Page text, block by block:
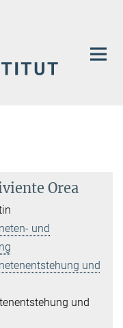
Orea
und
und
und